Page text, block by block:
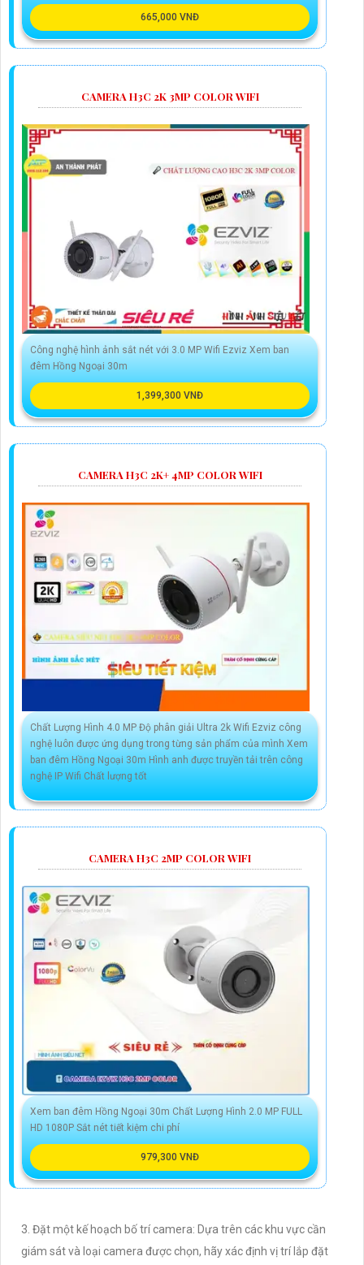
665,000 VNĐ
CAMERA H3C 2K 3MP COLOR WIFI
Công nghệ hình ảnh sắt nét với 3.0 MP Wifi Ezviz Xem ban
đêm Hồng Ngoại 30m
1,399,300 VNĐ
CAMERA H3C 2K+ 4MP COLOR WIFI
Chất Lượng Hình 4.0 MP Độ phân giải Ultra 2k Wifi Ezviz công
nghệ luôn được ứng dụng trong từng sản phẩm của mình Xem
ban đêm Hồng Ngoại 30m Hình anh được truyền tải trên công
nghệ IP Wifi Chất lượng tốt
CAMERA H3C 2MP COLOR WIFI
Xem ban đêm Hồng Ngoại 30m Chất Lượng Hình 2.0 MP FULL
HD 1080P Sắt nét tiết kiệm chi phí
979,300 VNĐ
3. Đặt một kế hoạch bố trí camera: Dựa trên các khu vực cần
giám sát và loại camera được chọn, hãy xác định vị trí lắp đặt